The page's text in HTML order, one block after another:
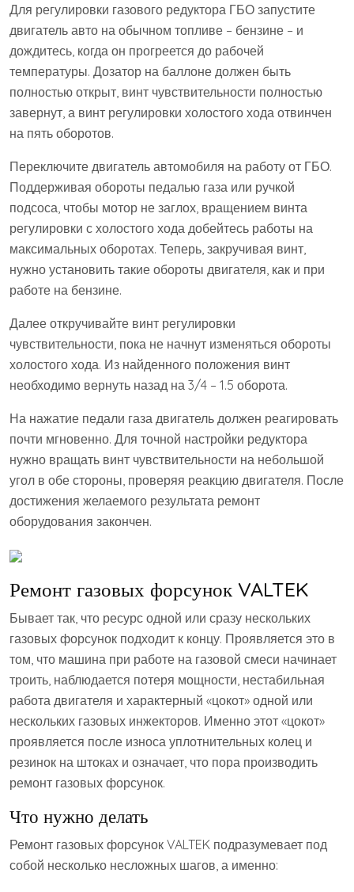
Для регулировки газового редуктора ГБО запустите
двигатель авто на обычном топливе – бензине – и
дождитесь, когда он прогреется до рабочей
температуры. Дозатор на баллоне должен быть
полностью открыт, винт чувствительности полностью
завернут, а винт регулировки холостого хода отвинчен
на пять оборотов.
Переключите двигатель автомобиля на работу от ГБО.
Поддерживая обороты педалью газа или ручкой
подсоса, чтобы мотор не заглох, вращением винта
регулировки с холостого хода добейтесь работы на
максимальных оборотах. Теперь, закручивая винт,
нужно установить такие обороты двигателя, как и при
работе на бензине.
Далее откручивайте винт регулировки
чувствительности, пока не начнут изменяться обороты
холостого хода. Из найденного положения винт
необходимо вернуть назад на 3/4 – 1.5 оборота.
На нажатие педали газа двигатель должен реагировать
почти мгновенно. Для точной настройки редуктора
нужно вращать винт чувствительности на небольшой
угол в обе стороны, проверяя реакцию двигателя. После
достижения желаемого результата ремонт
оборудования закончен.
Ремонт газовых форсунок VALTEK
Бывает так, что ресурс одной или сразу нескольких
газовых форсунок подходит к концу. Проявляется это в
том, что машина при работе на газовой смеси начинает
троить, наблюдается потеря мощности, нестабильная
работа двигателя и характерный «цокот» одной или
нескольких газовых инжекторов. Именно этот «цокот»
проявляется после износа уплотнительных колец и
резинок на штоках и означает, что пора производить
ремонт газовых форсунок.
Что нужно делать
Ремонт газовых форсунок VALTEK подразумевает под
собой несколько несложных шагов, а именно: